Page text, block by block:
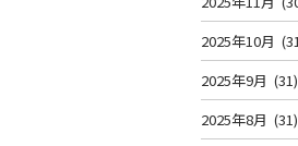
2025年10月
2025年9月 (31)
2025年8月 (31)